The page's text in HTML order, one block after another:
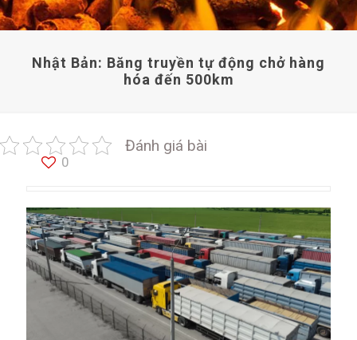
Nhật Bản: Băng truyền tự động chở hàng
hóa đến 500km
Đánh giá bài
0